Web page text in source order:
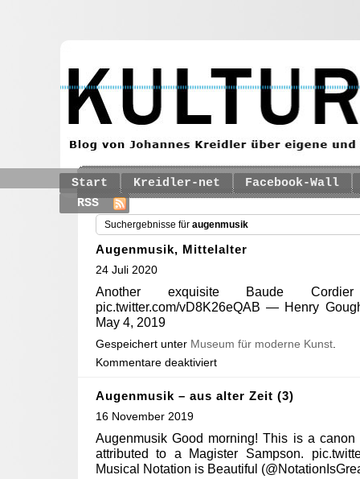
Start Kreidler-net
Facebook-Wall
RSS
Suchergebnisse für augenmusik
Augenmusik, Mittelalter
24 Juli 2020
Another exquisite Baude
pic.twitter.com/vD8K26eQAB — Henry
May 4, 2019
Gespeichert unter Museum für moderne Kunst.
Kommentare deaktiviert
Augenmusik – aus alter Zeit (3)
16 November 2019
Augenmusik Good morning! This is a
attributed to a Magister Sampson.
Musical Notation is Beautiful